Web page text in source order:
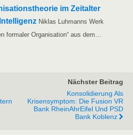
im Zeit­al­ter
Niklas Luh­manns Werk
for­ma­ler Orga­ni­sa­ti­on“ aus dem…
Nächster Beitrag
Konsolidierung Als
Krisensymptom: Die Fusion VR
Bank RheinAhrEifel Und PSD
Bank Koblenz